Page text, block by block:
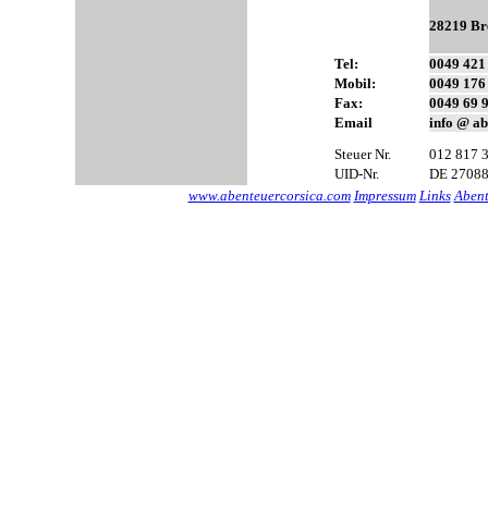
28219
Tel:
0049
Mobil:
0049
Fax:
0049 69
Email
info @
Steuer Nr.
012 817
UID-Nr.
DE
www.abenteuercorsica.com Impressum Links